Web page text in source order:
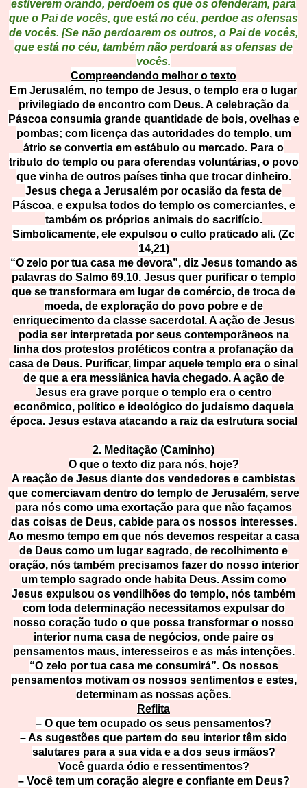
estiverem orando, perdoem os que os ofenderam, para
que o Pai de vocês, que está no céu, perdoe as ofensas
de vocês. [Se não perdoarem os outros, o Pai de vocês,
que está no céu, também não perdoará as ofensas de
vocês.
Compreendendo melhor o texto
Em Jerusalém, no tempo de Jesus, o templo era o lugar
privilegiado de encontro com Deus. A celebração da
Páscoa consumia grande quantidade de bois, ovelhas e
pombas; com licença das autoridades do templo, um
átrio se convertia em estábulo ou mercado. Para o
tributo do templo ou para oferendas voluntárias, o povo
que vinha de outros países tinha que trocar dinheiro.
Jesus chega a Jerusalém por ocasião da festa de
Páscoa, e expulsa todos do templo os comerciantes, e
também os próprios animais do sacrifício.
Simbolicamente, ele expulsou o culto praticado ali. (Zc
14,21)
“O zelo por tua casa me devora”, diz Jesus tomando as
palavras do Salmo 69,10. Jesus quer purificar o templo
que se transformara em lugar de comércio, de troca de
moeda, de exploração do povo pobre e de
enriquecimento da classe sacerdotal. A ação de Jesus
podia ser interpretada por seus contemporâneos na
linha dos protestos proféticos contra a profanação da
casa de Deus. Purificar, limpar aquele templo era o sinal
de que a era messiânica havia chegado. A ação de
Jesus era grave porque o templo era o centro
econômico, político e ideológico do judaísmo daquela
época. Jesus estava atacando a raiz da estrutura social
2. Meditação (Caminho)
O que o texto diz para nós, hoje?
A reação de Jesus diante dos vendedores e cambistas
que comerciavam dentro do templo de Jerusalém, serve
para nós como uma exortação para que não façamos
das coisas de Deus, cabide para os nossos interesses.
Ao mesmo tempo em que nós devemos respeitar a casa
de Deus como um lugar sagrado, de recolhimento e
oração, nós também precisamos fazer do nosso interior
um templo sagrado onde habita Deus. Assim como
Jesus expulsou os vendilhões do templo, nós também
com toda determinação necessitamos expulsar do
nosso coração tudo o que possa transformar o nosso
interior numa casa de negócios, onde paire os
pensamentos maus, interesseiros e as más intenções.
“O zelo por tua casa me consumirá”. Os nossos
pensamentos motivam os nossos sentimentos e estes,
determinam as nossas ações.
Reflita
– O que tem ocupado os seus pensamentos?
– As sugestões que partem do seu interior têm sido
salutares para a sua vida e a dos seus irmãos?
Você guarda ódio e ressentimentos?
– Você tem um coração alegre e confiante em Deus?